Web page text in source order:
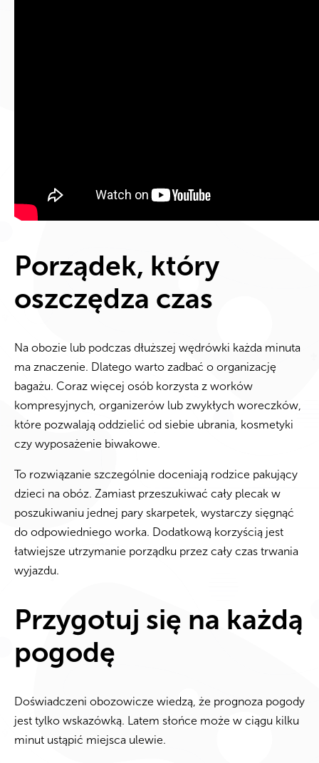
Porządek, który
oszczędza czas
Na obozie lub podczas dłuższej wędrówki każda minuta
ma znaczenie. Dlatego warto zadbać o organizację
bagażu. Coraz więcej osób korzysta z worków
kompresyjnych, organizerów lub zwykłych woreczków,
które pozwalają oddzielić od siebie ubrania, kosmetyki
czy wyposażenie biwakowe.
To rozwiązanie szczególnie doceniają rodzice pakujący
dzieci na obóz. Zamiast przeszukiwać cały plecak w
poszukiwaniu jednej pary skarpetek, wystarczy sięgnąć
do odpowiedniego worka. Dodatkową korzyścią jest
łatwiejsze utrzymanie porządku przez cały czas trwania
wyjazdu.
Przygotuj się na każdą
pogodę
Doświadczeni obozowicze wiedzą, że prognoza pogody
jest tylko wskazówką. Latem słońce może w ciągu kilku
minut ustąpić miejsca ulewie.